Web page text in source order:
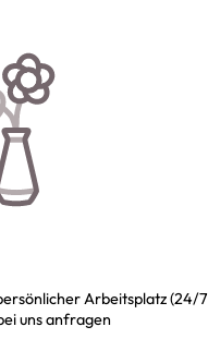
Arbeitsplatz (24/7
uns anfragen